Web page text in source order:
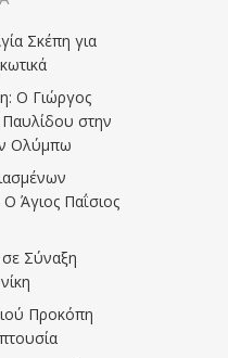
Σκέπη για
Ο Γιώργος
Παυλίδου στην
Ολύμπω
Άγιος Παΐσιος
σε Σύναξη
Προκόπη